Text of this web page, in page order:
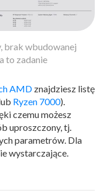
brak wbudowanej
to zadanie
AMD znajdziesz listę
Ryzen 7000).
czemu możesz
uproszczony, tj.
parametrów. Dla
wystarczające.